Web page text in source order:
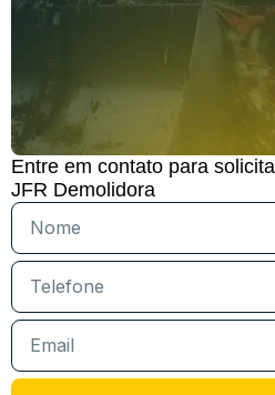
Entre em contato para
JFR Demolidora